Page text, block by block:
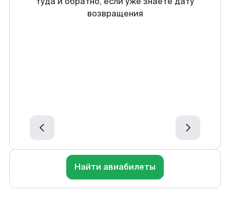
возвращения
Найти авиабилеты